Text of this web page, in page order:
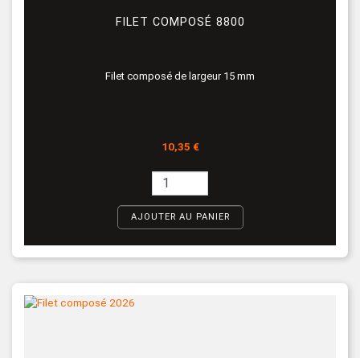
FILET COMPOSÉ 8800
Filet composé de largeur 15 mm
Prix
10,35 €
AJOUTER AU PANIER